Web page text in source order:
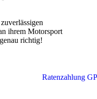
ihrem Motorsport
richtig!